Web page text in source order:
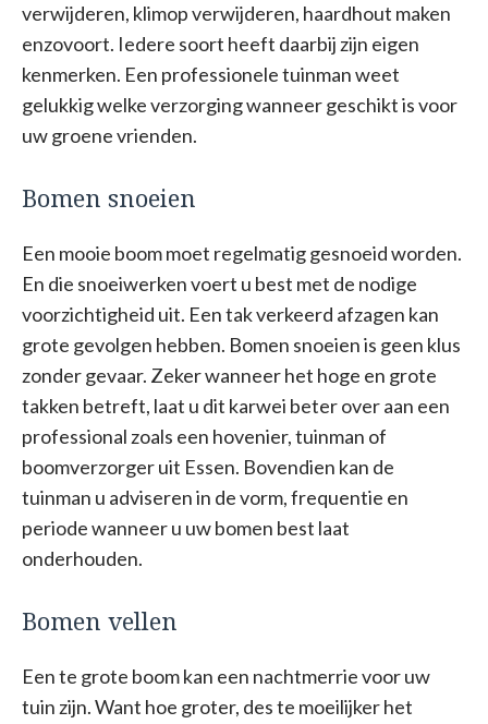
verwijderen, klimop verwijderen, haardhout maken
enzovoort. Iedere soort heeft daarbij zijn eigen
kenmerken. Een professionele tuinman weet
gelukkig welke verzorging wanneer geschikt is voor
uw groene vrienden.
Bomen snoeien
Een mooie boom moet regelmatig gesnoeid worden.
En die snoeiwerken voert u best met de nodige
voorzichtigheid uit. Een tak verkeerd afzagen kan
grote gevolgen hebben. Bomen snoeien is geen klus
zonder gevaar. Zeker wanneer het hoge en grote
takken betreft, laat u dit karwei beter over aan een
professional zoals een hovenier, tuinman of
boomverzorger uit Essen. Bovendien kan de
tuinman u adviseren in de vorm, frequentie en
periode wanneer u uw bomen best laat
onderhouden.
Bomen vellen
Een te grote boom kan een nachtmerrie voor uw
tuin zijn. Want hoe groter, des te moeilijker het